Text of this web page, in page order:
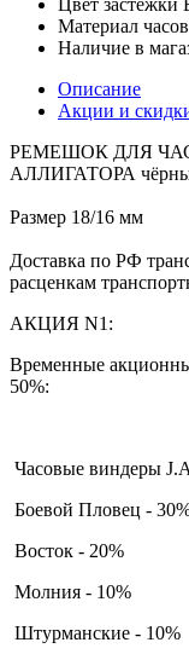
Материал
Наличие в
Описание
Акции и
РЕМЕШОК ДЛЯ
АЛЛИГАТОРА
Размер 18/16 мм
Доставка по РФ
расценкам
АКЦИЯ N1:
Временные
50%:
Часовые виндеры
Боевой Пловец -
Восток - 20%
Молния - 10%
Штурманские - 10%